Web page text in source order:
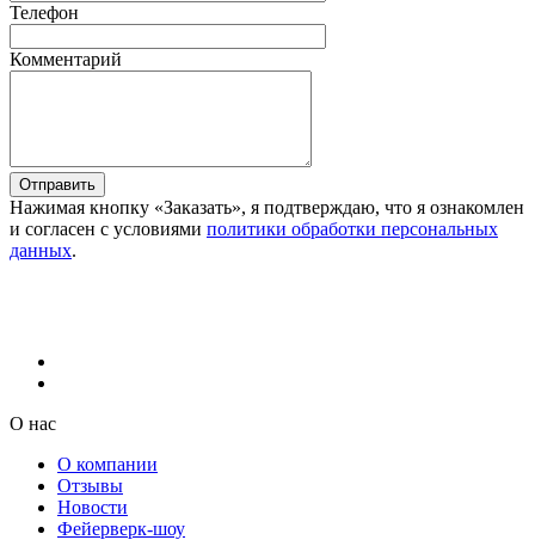
Телефон
Комментарий
Отправить
Нажимая кнопку «Заказать», я подтверждаю, что я ознакомлен
и согласен с условиями политики обработки персональных
данных.
О нас
О компании
Отзывы
Новости
Фейерверк-шоу